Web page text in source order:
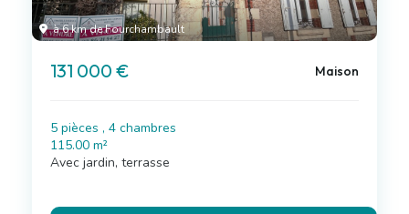
à 6 km de Fourchambault
131 000 € Maison
5 pièces , 4 chambres
115.00 m²
Avec jardin, terrasse